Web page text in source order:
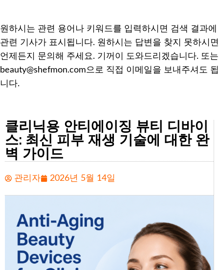
원하시는 관련 용어나 키워드를 입력하시면 검색 결과에
관련 기사가 표시됩니다. 원하시는 답변을 찾지 못하시면
언제든지 문의해 주세요. 기꺼이 도와드리겠습니다. 또는
beauty@shefmon.com으로 직접 이메일을 보내주셔도 됩
니다.
클리닉용 안티에이징 뷰티 디바이
스: 최신 피부 재생 기술에 대한 완
벽 가이드
관리자 2026년 5월 14일